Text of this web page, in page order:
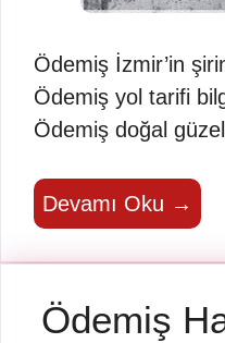
Ödemiş İzmir’in
Ödemiş yol tarifi
Ödemiş doğal
Devamı Oku →
Ödemiş